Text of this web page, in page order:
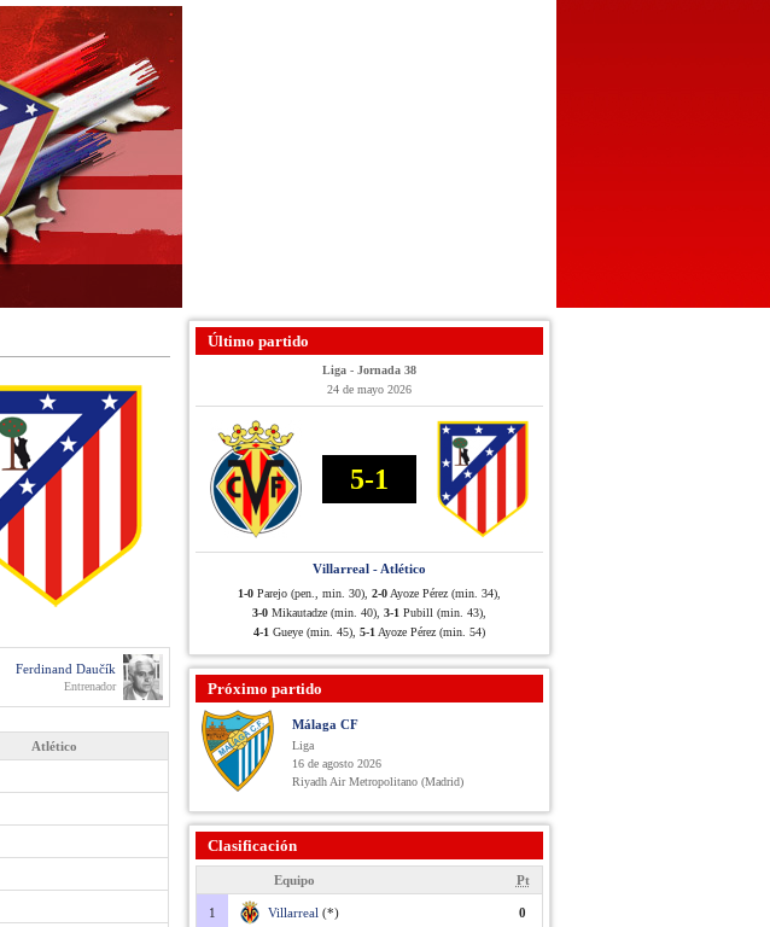
Ferdinand Daučík
Entrenador
Atlético
Último partido
Liga - Jornada 38
24 de mayo 2026
5-1
Villarreal - Atlético
1-0 Parejo (pen., min. 30), 2-0 Ayoze Pérez (min. 34),
3-0 Mikautadze (min. 40), 3-1 Pubill (min. 43),
4-1 Gueye (min. 45), 5-1 Ayoze Pérez (min. 54)
Próximo partido
Málaga CF
Liga
16 de agosto 2026
Riyadh Air Metropolitano (Madrid)
Clasificación
Equipo Pt
1 Villarreal (*) 0